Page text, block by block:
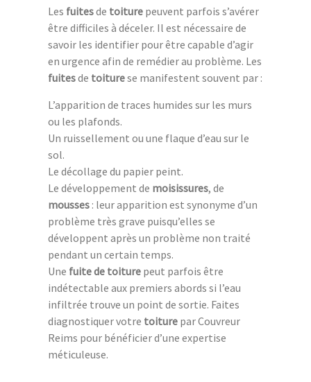
Les fuitesde toiture peuvent parfois s’avérer
être difficiles à déceler. Il est nécessaire de
savoir les identifier pour être capable d’agir
en urgence afin de remédier au problème. Les
fuitesde toiturese manifestent souvent par :
L’apparition de traces humides sur les murs
ou les plafonds.
Un ruissellement ou une flaque d’eau sur le
sol.
Le décollage du papier peint.
Le développement de moisissures, de
mousses : leur apparition est synonyme d’un
problème très grave puisqu’elles se
développent après un problème non traité
pendant un certain temps.
Une fuite de toiture peut parfois être
indétectable aux premiers abords si l’eau
infiltrée trouve un point de sortie. Faites
diagnostiquer votre toiture par Couvreur
Reims pour bénéficier d’une expertise
méticuleuse.